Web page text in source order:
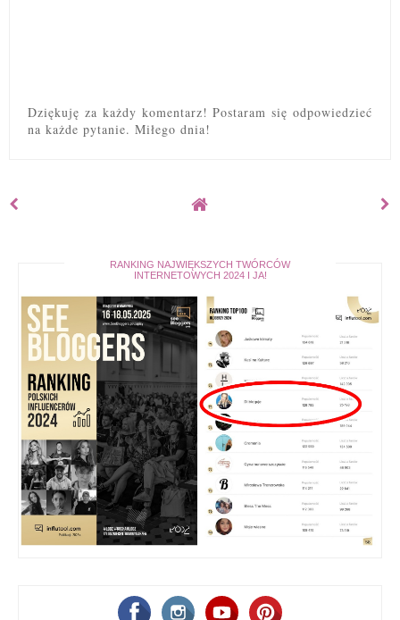
Dziękuję za każdy komentarz! Postaram się odpowiedzieć
na każde pytanie. Miłego dnia!
RANKING NAJWIĘKSZYCH TWÓRCÓW
INTERNETOWYCH 2024 I JA!